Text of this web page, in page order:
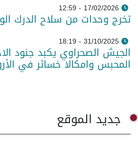
17/02/2026 - 12:59
تخرج وحدات من سلاح الدرك
31/10/2025 - 18:19
الجيش الصحراوي يكبد جنود
المحبس وامكالا خسائر في
جديد الموقع